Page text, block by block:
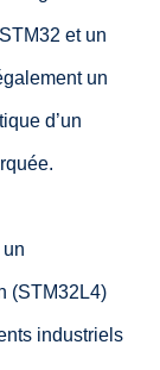
et un
un
d’un
(STM32L4)
industriels